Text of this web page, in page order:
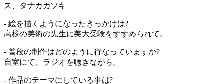
ス、タナカカツキ
- 絵を描くようになったきっかけは?
高校の美術の先生に美大受験をすすめられて。
- 普段の制作はどのように行なっていますか?
自室にて、ラジオを聴きながら。
- 作品のテーマにしている事は?